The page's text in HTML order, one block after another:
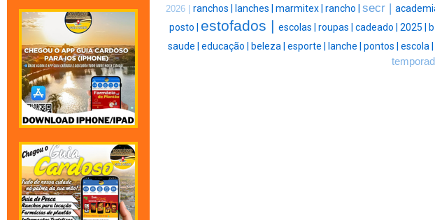
2026 | ranchos | lanches | marmitex | rancho | secr |
posto | estofados | escolas | roupas | cadeado | 2025 |
saude | educação | beleza | esporte | lanche | pontos | escola |